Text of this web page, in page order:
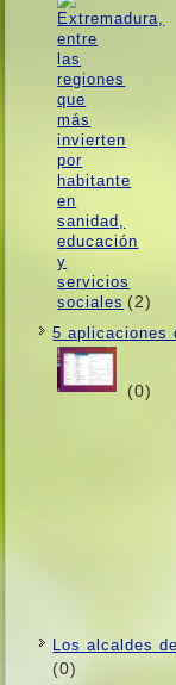
(2)
5 aplicaciones
(0)
Los alcaldes
(0)